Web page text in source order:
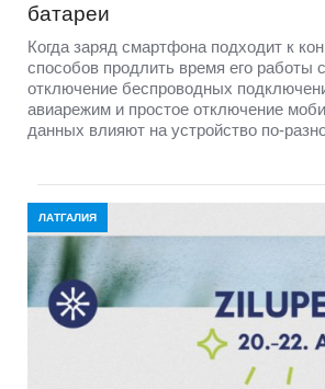
батареи
Когда заряд смартфона подходит к
способов продлить время его работы
отключение беспроводных
авиарежим и простое отключение
данных влияют на устройство по-
ЛАТГАЛИЯ